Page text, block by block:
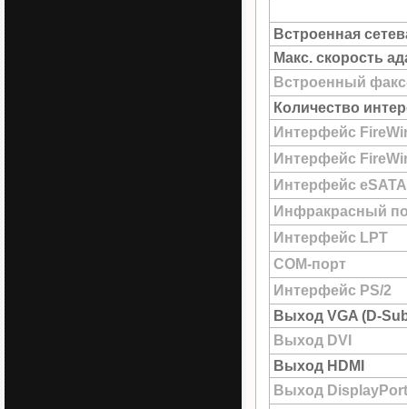
Встроенная
Макс. скорость
Встроенный
Количество
Интерфейс
Интерфейс
Интерфейс eSATA
Инфракрасный
Интерфейс LPT
COM-порт
Интерфейс PS/2
Выход VGA (D-
Выход DVI
Выход HDMI
Выход DisplayPort